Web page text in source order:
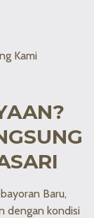
Kami
Baru,
dengan kondisi